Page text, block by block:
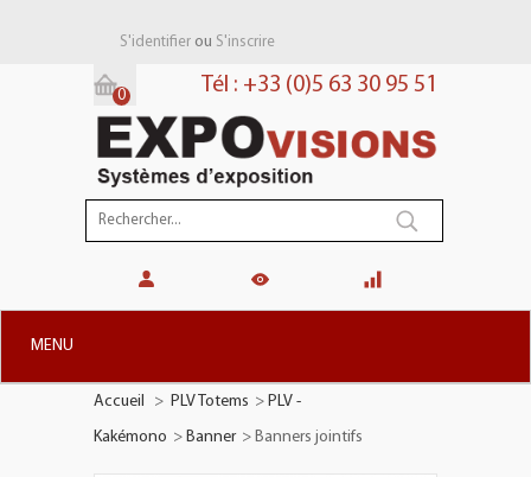
S'identifierou S'inscrire
Tél : +33 (0)5 63 30 95 51
Panier:
0
MENU
STANDS MODULAIRES
Accueil > PLV Totems > PLV -
Kakémono > Banner > Banners jointifs